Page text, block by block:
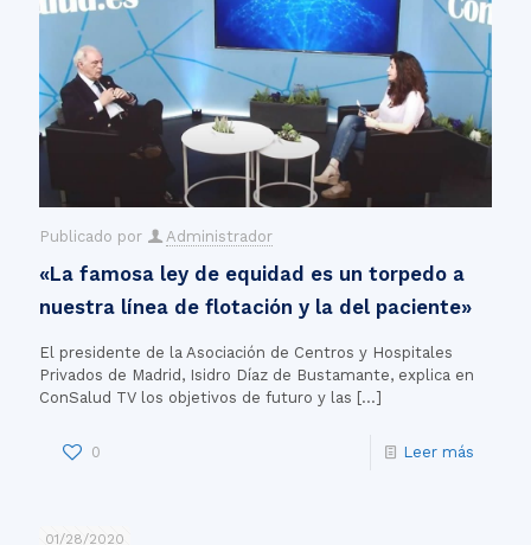
Publicado por Administrador
«La famosa ley de equidad es un torpedo a
nuestra línea de flotación y la del paciente»
El presidente de la Asociación de Centros y Hospitales
Privados de Madrid, Isidro Díaz de Bustamante, explica en
ConSalud TV los objetivos de futuro y las […]
0 Leer más
01/28/2020